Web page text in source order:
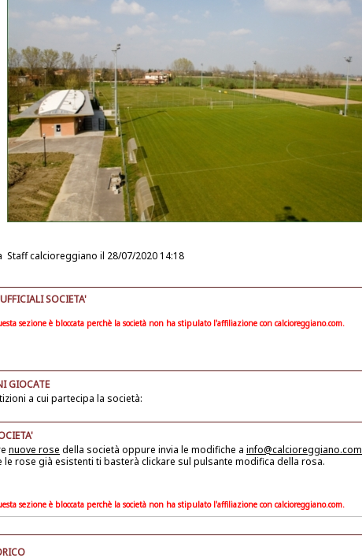
Staff calcioreggiano il 28/07/2020 14:18
SOCIETA'
sezione è bloccata perchè la società non ha stipulato l'affiliazione con calcioreggiano.com.
GIOCATE
a cui partecipa la società:
nuove rose della società oppure invia le modifiche a info@calcioreggiano.com
le rose già esistenti ti basterà clickare sul pulsante modifica della rosa.
sezione è bloccata perchè la società non ha stipulato l'affiliazione con calcioreggiano.com.